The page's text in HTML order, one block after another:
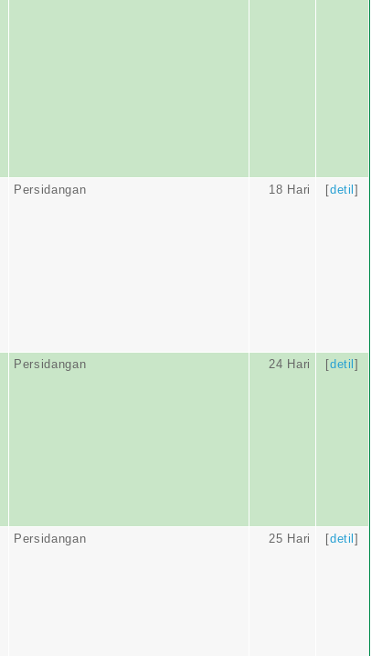
Persidangan 18 Hari [detil]
Persidangan 24 Hari [detil]
Persidangan 25 Hari [detil]